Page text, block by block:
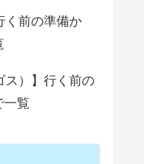
く前の準備か
ス）】行く前の
一覧